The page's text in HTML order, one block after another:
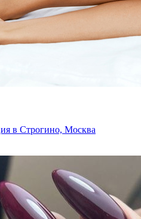
в Строгино, Москва